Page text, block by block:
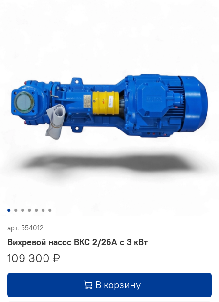
арт. 554012
Вихревой насос ВКС 2/26А с 3 кВт
109 300 ₽
В корзину